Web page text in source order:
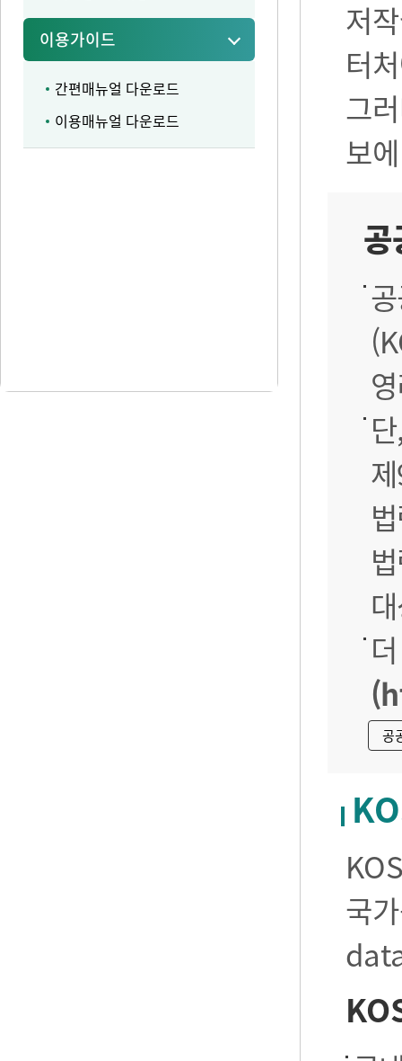
이용가이드
간편매뉴얼 다운로드
이용매뉴얼 다운로드
저
터
그
보
공
국